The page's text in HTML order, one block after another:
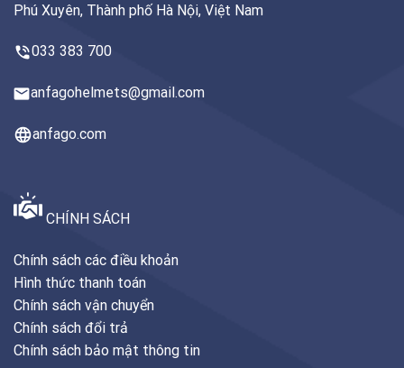
Phú Xuyên, Thành phố Hà Nội, Việt Nam
033 383 700
anfagohelmets@gmail.com
anfago.com
CHÍNH SÁCH
Chính sách các điều khoản
Hình thức thanh toán
Chính sách vận chuyển
Chính sách đổi trả
Chính sách bảo mật thông tin